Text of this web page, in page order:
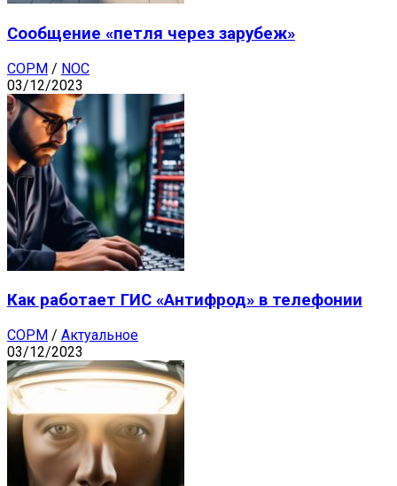
Сообщение «петля через зарубеж»
СОРМ / NOC
03/12/2023
Как работает ГИС «Антифрод» в телефонии
СОРМ / Актуальное
03/12/2023